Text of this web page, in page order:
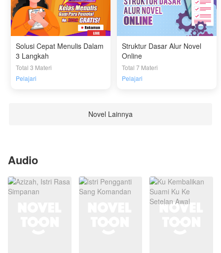
Solusi Cepat Menulis Dalam
3 Langkah
Total 3 Materi
Pelajari
Struktur Dasar Alur Novel
Online
Total 7 Materi
Pelajari
Novel Lainnya
Audio